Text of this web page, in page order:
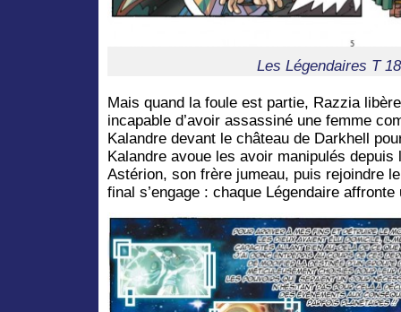
Les Légendaires T
Mais quand la foule est partie, Razzia
incapable d’avoir assassiné une femme
Kalandre devant le château de Darkhell
Kalandre avoue les avoir manipulés depuis
Astérion, son frère jumeau, puis rejoindre
final s’engage : chaque Légendaire